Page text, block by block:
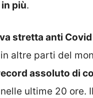
più.
stretta anti
altre parti del
assoluto di
ultime 20 ore.